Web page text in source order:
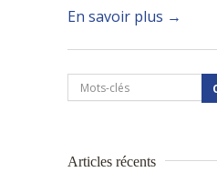
En savoir plus →
Articles récents